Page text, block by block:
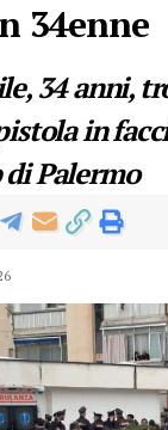
34enne
34 anni,
in
di Palermo